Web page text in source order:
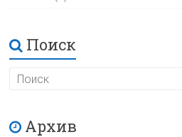
Поиск
Архив